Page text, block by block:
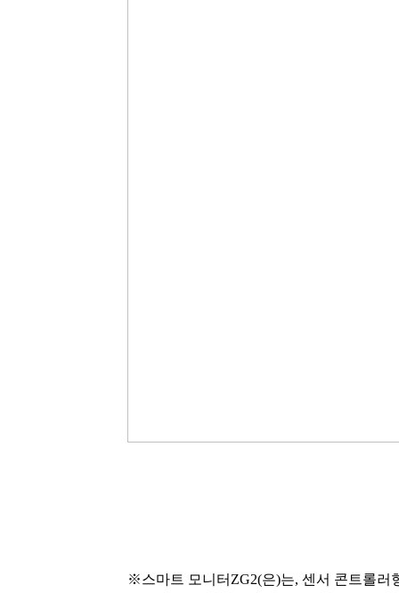
※스마트 모니터ZG2(은)는, 센서 콘트롤러